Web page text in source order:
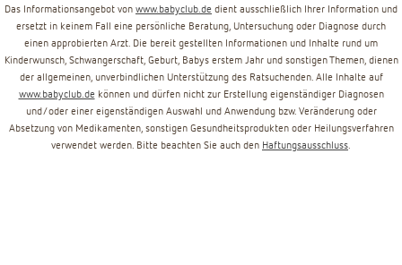
Das Informationsangebot von www.babyclub.de dient ausschließlich Ihrer Information und
ersetzt in keinem Fall eine persönliche Beratung, Untersuchung oder Diagnose durch
einen approbierten Arzt. Die bereit gestellten Informationen und Inhalte rund um
Kinderwunsch, Schwangerschaft, Geburt, Babys erstem Jahr und sonstigen Themen, dienen
der allgemeinen, unverbindlichen Unterstützung des Ratsuchenden. Alle Inhalte auf
www.babyclub.de können und dürfen nicht zur Erstellung eigenständiger Diagnosen
und/oder einer eigenständigen Auswahl und Anwendung bzw. Veränderung oder
Absetzung von Medikamenten, sonstigen Gesundheitsprodukten oder Heilungsverfahren
verwendet werden. Bitte beachten Sie auch den Haftungsausschluss.